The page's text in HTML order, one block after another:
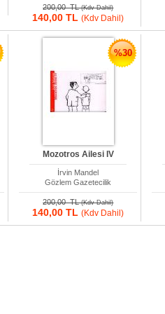
200,00 TL(Kdv Dahil)
140,00 TL(Kdv Dahil)
%30
Mozotros Ailesi IV
İrvin Mandel
Gözlem Gazetecilik
200,00 TL(Kdv Dahil)
140,00 TL(Kdv Dahil)